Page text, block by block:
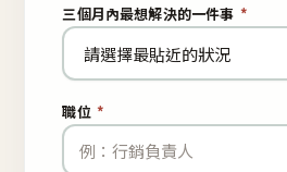
三個月內最想解決的一件事 *
職位 *